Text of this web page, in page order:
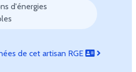
d'énergies
de cet artisan RGE